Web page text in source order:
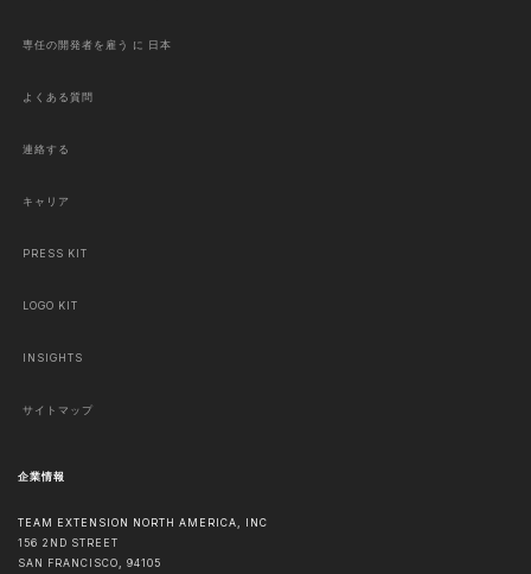
専任の開発者を雇う に 日本
よくある質問
連絡する
キャリア
PRESS KIT
LOGO KIT
INSIGHTS
サイトマップ
企業情報
TEAM EXTENSION NORTH AMERICA, INC
156 2ND STREET
SAN FRANCISCO, 94105